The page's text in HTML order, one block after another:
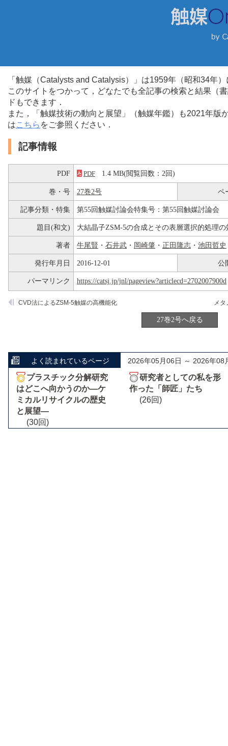
「触媒（Catalysts and Catalysis）」は1959年（昭和34年
このサイトをつかって，どなたでも全記事の検索と結果（
ドもできます．
また，「触媒技術の動向と展望」（触媒年鑑）も2021年
はこちら をご参照ください．
記事情報
PDF PDF 1.4 MB(閲覧回数：2回)
巻・号 27巻2号 ペ
記事分類・特集 第55回触媒討論会特集号：第55回触媒討論会
題目(和文) 大結晶子ZSM-5の合成とその表層選択的処理の
著者 牛尾賢 ・ 石井武 ・ 岡崎肇 ・ 正田隆志 ・ 池田哲史
発行年月日 2016-12-01 公
パーマリンク https://catsj.jp/jnl/pageview?articlecd=2702007900d
CVD法によるZSM-5触媒の高機能化
27巻2号へ戻る
よく読まれているページ 2026年05月06日 ～ 2026年08
プラスチック分解研究
はどこへ向かうのか―ケ
ミカルリサイクルの歴史
と展望―
(30回)
研究者としての私を形
作った「師匠」たち
(26回)